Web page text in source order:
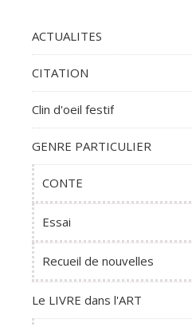
ACTUALITES
CITATION
Clin d'oeil festif
GENRE PARTICULIER
CONTE
Essai
Recueil de nouvelles
Le LIVRE dans l'ART